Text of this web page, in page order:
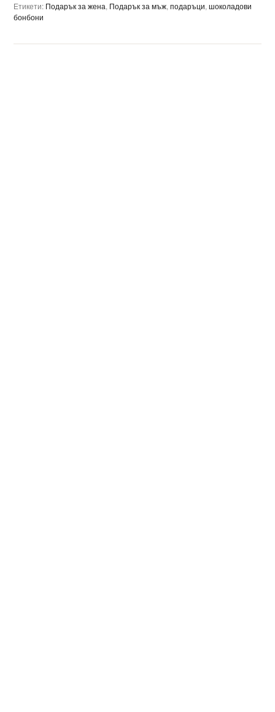
Етикети: Подарък за жена, Подарък за мъж, подаръци, шоколадови
бонбони